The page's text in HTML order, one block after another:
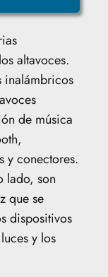
altavoces.
inalámbricos
de música
y conectores.
lado, son
que se
dispositivos
y los